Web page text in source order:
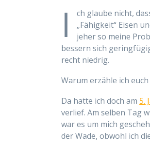
I
ch glaube nicht,
„Fähigkeit“ Eisen
jeher so meine
bessern sich
recht niedrig.
Warum erzähle ich euch
Da hatte ich doch am 5.
verlief. Am selben Tag
war es um mich
der Wade, obwohl ich